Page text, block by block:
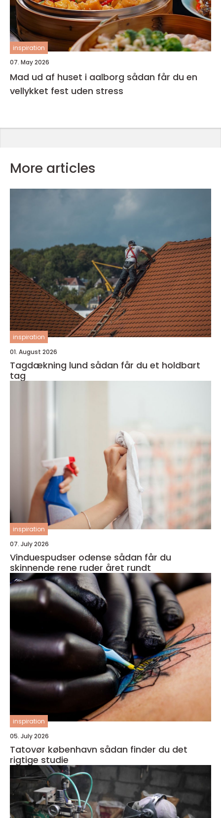
inspiration
07. May 2026
Mad ud af huset i aalborg sådan får du en
vellykket fest uden stress
More articles
inspiration
01. August 2026
Tagdækning lund sådan får du et holdbart
tag
inspiration
07. July 2026
Vinduespudser odense sådan får du
skinnende rene ruder året rundt
inspiration
05. July 2026
Tatovør københavn sådan finder du det
rigtige studie